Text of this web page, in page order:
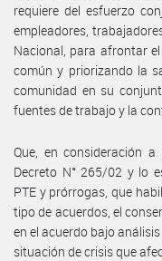
requiere del esfuerzo
empleadores,
Nacional, para afrontar
común y priorizando la
comunidad en su
fuentes de trabajo y la
Que, en consideración
Decreto N° 265/02 y lo
PTE y prórrogas, que
tipo de acuerdos, el
en el acuerdo bajo
situación de crisis que